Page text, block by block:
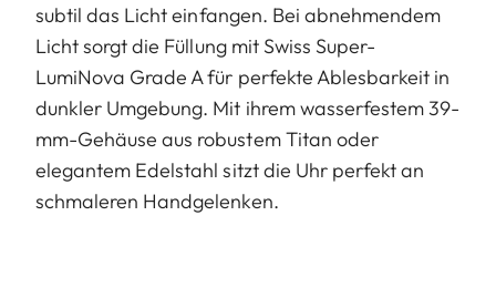
subtil das Licht einfangen. Bei abnehmendem
Licht sorgt die Füllung mit Swiss Super-
LumiNova Grade A für perfekte Ablesbarkeit in
dunkler Umgebung. Mit ihrem wasserfestem 39-
mm-Gehäuse aus robustem Titan oder
elegantem Edelstahl sitzt die Uhr perfekt an
schmaleren Handgelenken.